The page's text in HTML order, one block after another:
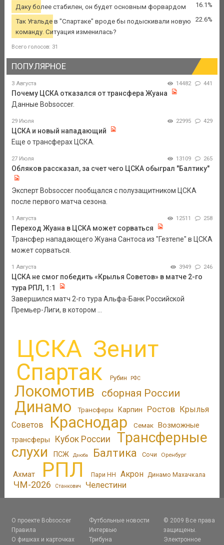
Даку более стабилен, он будет основным форвардом 16.1%
Так Угальде в "Спартаке" вроде бы подыскивали новую
команду. Ситуация изменилась?
22.6%
Всего голосов: 31
ПОПУЛЯРНОЕ
3 Августа 14482 441
Почему ЦСКА отказался от трансфера Жуана
Данные Bobsoccer.
29 Июля 22995 429
ЦСКА и новый нападающий
Еще о трансферах ЦСКА.
27 Июля 13109 265
Обляков рассказал, за счет чего ЦСКА обыграл "Балтику"
Эксперт Bobsoccer пообщался с полузащитником ЦСКА
после первого матча сезона.
1 Августа 12511 258
Переход Жуана в ЦСКА может сорваться
Трансфер нападающего Жуана Сантоса из "Гезтепе" в ЦСКА
может сорваться.
1 Августа 3949 246
ЦСКА не смог победить «Крылья Советов» в матче 2-го
тура РПЛ, 1:1
Завершился матч 2-го тура Альфа-Банк Российской
Премьер-Лиги, в котором ...
ЦСКА Зенит
Спартак Рубин РФС
Локомотив сборная России
Динамо Трансферы Карпин Ростов
Крылья
Советов
Краснодар Семак
Возможные
трансферы
Кубок России
Трансферные
слухи
ПСЖ Дзюба Балтика Сочи Оренбург
Ахмат РПЛ Пари НН Акрон Динамо Махачкала
ЧМ-2026 Станкович Челестини
О проекте Bobsoccer
Правила
О фишках и карточках
Футбольные новости
Интервью
Трибуна
© 2009 Все права
защищены.
Электронное